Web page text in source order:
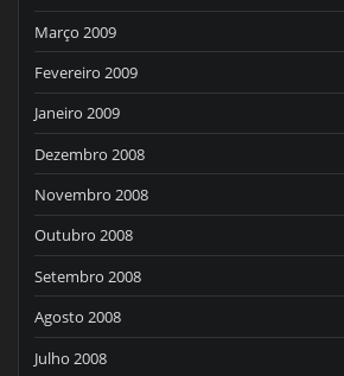
Março 2009
Fevereiro 2009
Janeiro 2009
Dezembro 2008
Novembro 2008
Outubro 2008
Setembro 2008
Agosto 2008
Julho 2008